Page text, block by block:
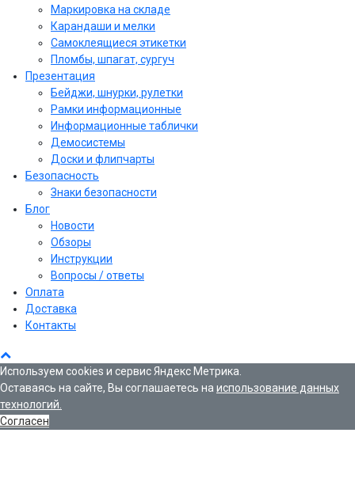
Маркировка на складе
Карандаши и мелки
Самоклеящиеся этикетки
Пломбы, шпагат, сургуч
Презентация
Бейджи, шнурки, рулетки
Рамки информационные
Информационные таблички
Демосистемы
Доски и флипчарты
Безопасность
Знаки безопасности
Блог
Новости
Обзоры
Инструкции
Вопросы / ответы
Оплата
Доставка
Контакты
Используем cookies и сервис Яндекс Метрика.
Оставаясь на сайте, Вы соглашаетесь на использование данных
технологий.
Согласен